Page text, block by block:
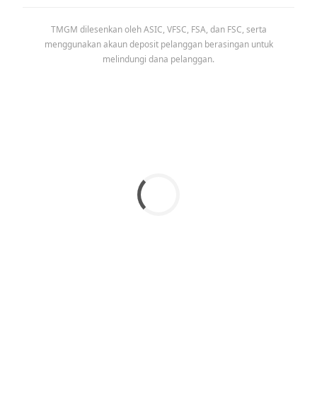
TMGM dilesenkan oleh ASIC, VFSC, FSA, dan FSC, serta
menggunakan akaun deposit pelanggan berasingan untuk
melindungi dana pelanggan.